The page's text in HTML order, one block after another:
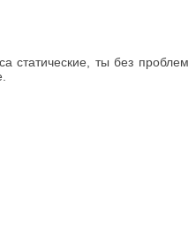
статические, ты без проблем